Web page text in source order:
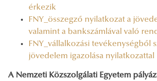
érkezik
FNY_összegző nyilatkozat a
valamint a bankszámlával való
FNY_vállalkozási tevékenységből
jövedelem igazolása nyilatkozattal
A Nemzeti Közszolgálati Egyetem